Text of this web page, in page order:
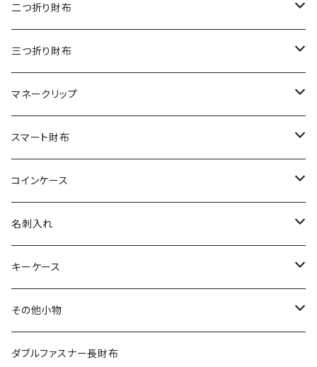
シャーク
リザード
エレファント
その他の革
オーストリッチ
シャーク
リザード
エレファント
その他の革
ダイヤモンドパイソン
オーストリッチ
シャーク
リザード
エレファント
その他の革
クロコダイル
ダイヤモンドパイソン
オーストリッチ
シャーク
リザード
エレファント
その他の革
二つ折り財布
クロコダイル
ダイヤモンドパイソン
オーストリッチ
シャーク
リザード
エレファント
その他の革
三つ折り財布
クロコダイル
ダイヤモンドパイソン
オーストリッチ
シャーク
リザード
エレファント
その他の革
マネークリップ
クロコダイル
ダイヤモンドパイソン
オーストリッチ
シャーク
リザード
エレファント
スマート財布
クロコダイル
ダイヤモンドパイソン
オーストリッチ
シャーク
リザード
コインケース
クロコダイル
ダイヤモンドパイソン
オーストリッチ
シャーク
名刺入れ
クロコダイル
ダイヤモンドパイソン
オーストリッチ
キーケース
クロコダイル
ダイヤモンドパイソン
その他小物
クロコダイル
ダブルファスナー長財布